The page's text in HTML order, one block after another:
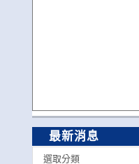
最新消息
選取分類